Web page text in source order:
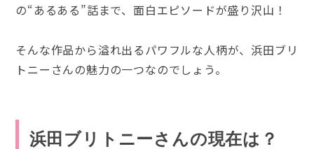
の“あるある”話まで、面白エピソードが盛り沢山！
そんな作品から溢れ出るパワフルな人柄が、浜田ブリ
トニーさんの魅力の一つなのでしょう。
浜田ブリトニーさんの現在は？